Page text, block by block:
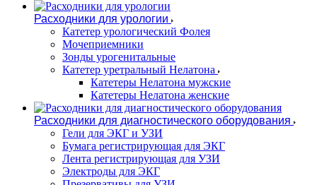
Расходники для урологии
Катетер урологический Фолея
Мочеприемники
Зонды урогенитальные
Катетер уретральный Нелатона
Катетеры Нелатона мужские
Катетеры Нелатона женские
Расходники для диагностического оборудования
Гели для ЭКГ и УЗИ
Бумага регистрирующая для ЭКГ
Лента регистрирующая для УЗИ
Электроды для ЭКГ